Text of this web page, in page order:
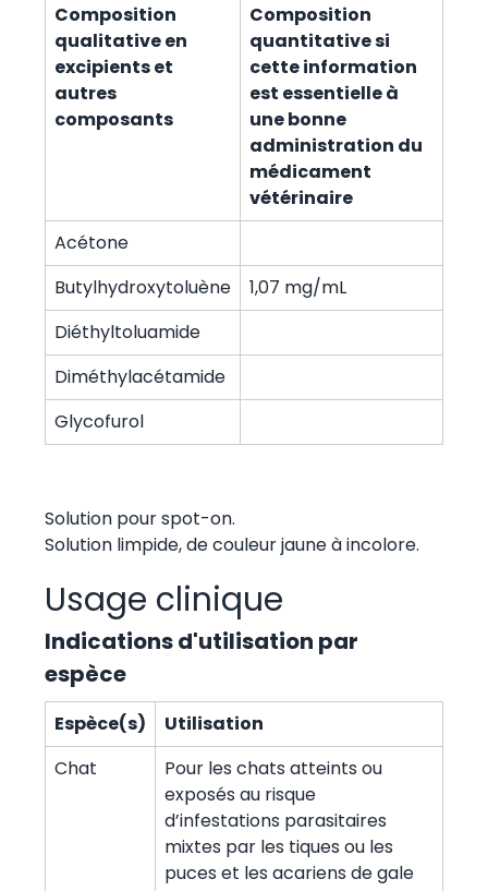
Composition
qualitative en
excipients et
autres
composants
Composition
quantitative si
cette information
est essentielle à
une bonne
administration du
médicament
vétérinaire
Acétone
Butylhydroxytoluène
1,07 mg/mL
Diéthyltoluamide
Diméthylacétamide
Glycofurol
Solution pour spot-on.
Solution limpide, de couleur jaune à incolore.
Usage clinique
Indications d'utilisation par
espèce
Espèce(s)
Utilisation
Chat
Pour les chats atteints ou
exposés au risque
d’infestations parasitaires
mixtes par les tiques ou les
puces et les acariens de gale